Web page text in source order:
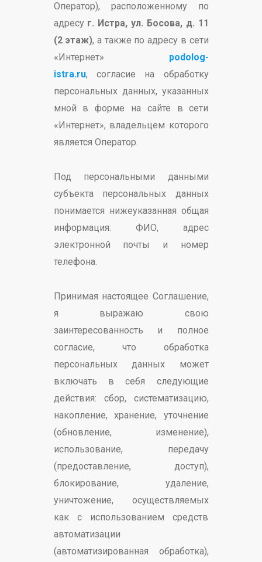
Оператор), расположенному по
адресу г. Истра, ул. Босова, д. 11
(2 этаж), а также по адресу в сети
«Интернет» podolog-
istra.ru, согласие на обработку
персональных данных, указанных
мной в форме на сайте в сети
«Интернет», владельцем которого
является Оператор.
Под персональными данными
субъекта персональных данных
понимается нижеуказанная общая
информация: ФИО, адрес
электронной почты и номер
телефона.
Принимая настоящее Соглашение,
я выражаю свою
заинтересованность и полное
согласие, что обработка
персональных данных может
включать в себя следующие
действия: сбор, систематизацию,
накопление, хранение, уточнение
(обновление, изменение),
использование, передачу
(предоставление, доступ),
блокирование, удаление,
уничтожение, осуществляемых
как с использованием средств
автоматизации
(автоматизированная обработка),